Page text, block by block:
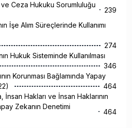
Ceza Hukuku Sorumluluğu
239
İşe Alım Süreçlerinde Kullanımı
274
Hukuk Sisteminde Kullanılması
346
Korunması Bağlamında Yapay
464
Hakları ve İnsan Haklarının
Zekanın Denetimi
464